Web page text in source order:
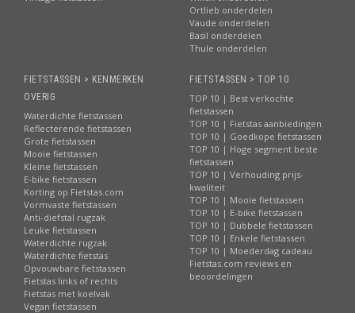
Ortlieb onderdelen
Vaude onderdelen
Basil onderdelen
Thule onderdelen
FIETSTASSEN > KENMERKEN
OVERIG
Waterdichte fietstassen
Reflecterende fietstassen
Grote fietstassen
Mooie fietstassen
Kleine fietstassen
E-bike fietstassen
Korting op Fietstas.com
Vormvaste fietstassen
Anti-diefstal rugzak
Leuke fietstassen
Waterdichte rugzak
Waterdichte fietstas
Opvouwbare fietstassen
Fietstas links of rechts
Fietstas met koelvak
Vegan fietstassen
FIETSTASSEN > TOP 10
TOP 10 | Best verkochte
fietstassen
TOP 10 | Fietstas aanbiedingen
TOP 10 | Goedkope fietstassen
TOP 10 | Hoge segment beste
fietstassen
TOP 10 | Verhouding prijs-
kwaliteit
TOP 10 | Mooie fietstassen
TOP 10 | E-bike fietstassen
TOP 10 | Dubbele fietstassen
TOP 10 | Enkele fietstassen
TOP 10 | Moederdag cadeau
Fietstas.com reviews en
beoordelingen